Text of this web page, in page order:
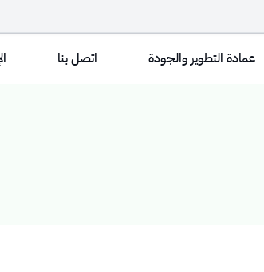
عمادة التطوير والجودة اتصل بنا